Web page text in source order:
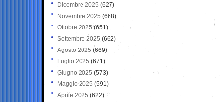
Dicembre 2025 (627)
Novembre 2025 (668)
Ottobre 2025 (651)
Settembre 2025 (662)
Agosto 2025 (669)
Luglio 2025 (671)
Giugno 2025 (573)
Maggio 2025 (591)
Aprile 2025 (622)